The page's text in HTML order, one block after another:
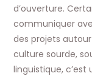
d’ouverture.
communiquer
des projets
culture sourde,
linguistique,